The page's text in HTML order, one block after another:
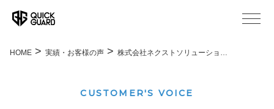
HOME 実績・お客様の声 株式会社ネクストソリューショ…
CUSTOMER'S VOICE